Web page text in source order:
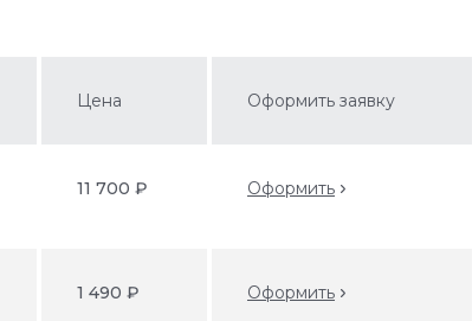
Цена Оформить заявку
11 700 ₽ Оформить
1 490 ₽ Оформить